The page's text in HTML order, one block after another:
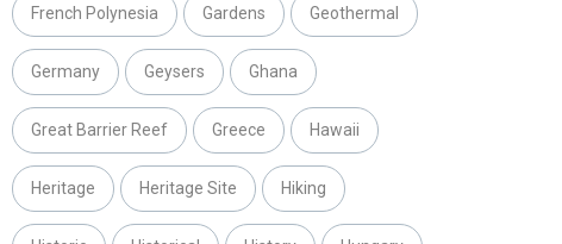
French Polynesia Gardens Geothermal
Germany Geysers Ghana
Great Barrier Reef Greece Hawaii
Heritage Heritage Site Hiking